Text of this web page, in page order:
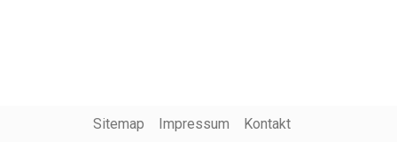
Sitemap Impressum Kontakt